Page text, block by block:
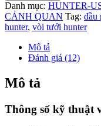
Danh mục: HUNTER-
CẢNH QUAN Tag: đầu
hunter, vòi tưới hunter
Mô tả
Đánh giá (12)
Mô tả
Thông số kỹ thuật